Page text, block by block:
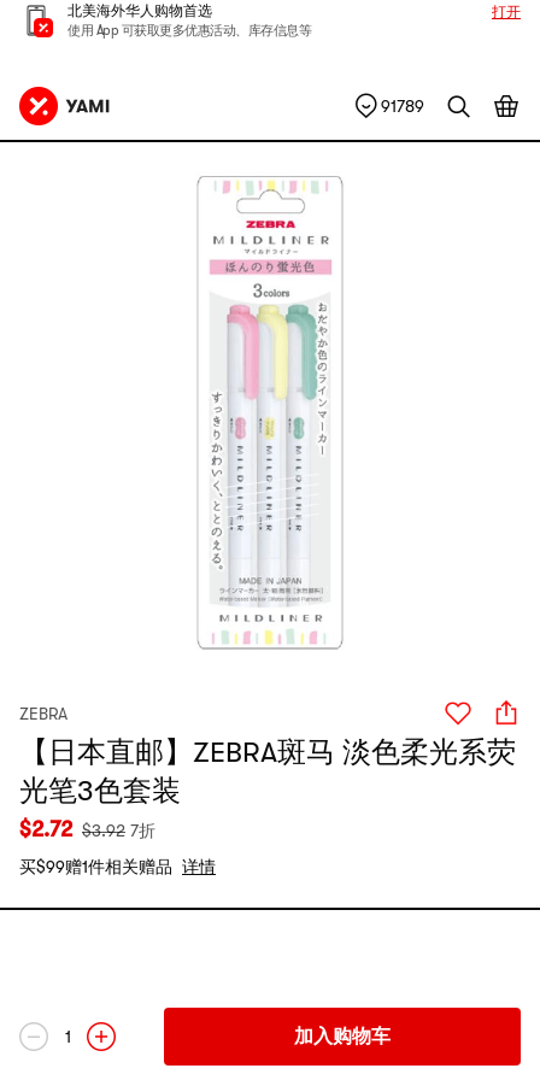
北美海外华人购物首选
使用 App 可获取更多优惠活动、库存信息等
打开
91789
ZEBRA
【日本直邮】ZEBRA斑马 淡色柔光系荧
光笔3色套装
$2.72 $3.92 7折
买$99赠1件相关赠品 详情
1 加入购物车